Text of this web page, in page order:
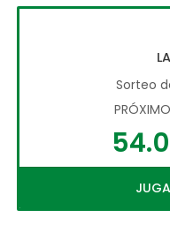
Sorteo